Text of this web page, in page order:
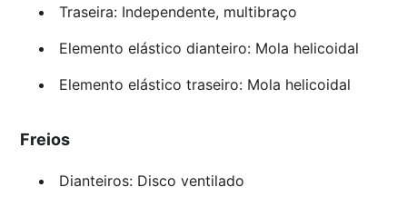
Traseira: Independente, multibraço
Elemento elástico dianteiro: Mola helicoidal
Elemento elástico traseiro: Mola helicoidal
Freios
Dianteiros: Disco ventilado